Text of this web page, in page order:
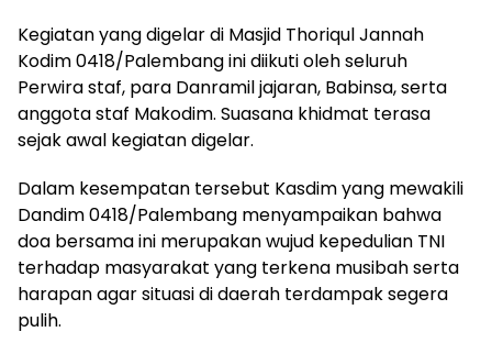
Kegiatan yang digelar di Masjid Thoriqul Jannah
Kodim 0418/Palembang ini diikuti oleh seluruh
Perwira staf, para Danramil jajaran, Babinsa, serta
anggota staf Makodim. Suasana khidmat terasa
sejak awal kegiatan digelar.
Dalam kesempatan tersebut Kasdim yang mewakili
Dandim 0418/Palembang menyampaikan bahwa
doa bersama ini merupakan wujud kepedulian TNI
terhadap masyarakat yang terkena musibah serta
harapan agar situasi di daerah terdampak segera
pulih.